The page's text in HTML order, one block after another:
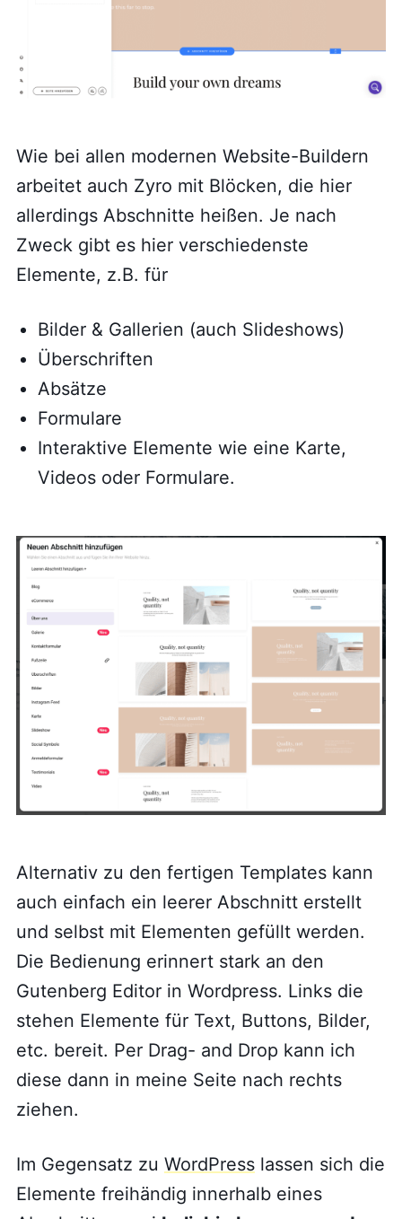
Wie bei allen modernen Website-Buildern
arbeitet auch Zyro mit Blöcken, die hier
allerdings Abschnitte heißen. Je nach
Zweck gibt es hier verschiedenste
Elemente, z.B. für
Bilder & Gallerien (auch Slideshows)
Überschriften
Absätze
Formulare
Interaktive Elemente wie eine Karte,
Videos oder Formulare.
Alternativ zu den fertigen Templates kann
auch einfach ein leerer Abschnitt erstellt
und selbst mit Elementen gefüllt werden.
Die Bedienung erinnert stark an den
Gutenberg Editor in Wordpress. Links die
stehen Elemente für Text, Buttons, Bilder,
etc. bereit. Per Drag- and Drop kann ich
diese dann in meine Seite nach rechts
ziehen.
Im Gegensatz zu WordPresslassen sich die
Elemente freihändig innerhalb eines